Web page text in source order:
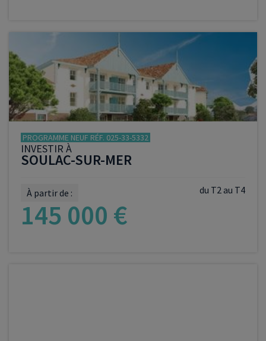
PROGRAMME NEUF RÉF. 025-33-5332
INVESTIR À
SOULAC-SUR-MER
du T2 au T4
À partir de :
145 000 €